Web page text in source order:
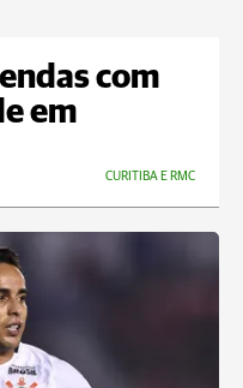
com
em
CURITIBA E RMC